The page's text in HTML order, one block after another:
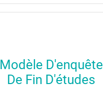
Modèle D'enquête
De Fin D'études